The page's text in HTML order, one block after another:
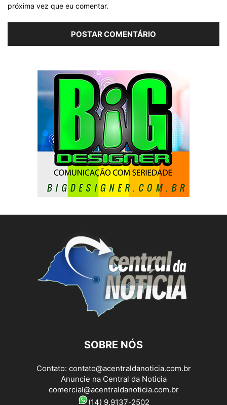
próxima vez que eu comentar.
SOBRE NÓS
Contato: contato@acentraldanoticia.com.br
Anuncie na Central da Noticia
comercial@acentraldanoticia.com.br
(14) 9.9137-2502